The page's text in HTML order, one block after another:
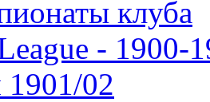
клуба
- 1900-
1901/02